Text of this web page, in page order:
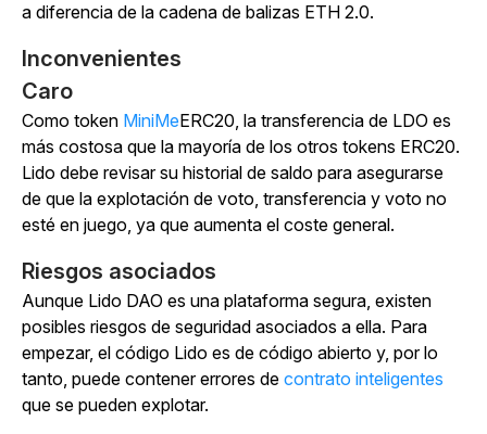
a diferencia de la cadena de balizas ETH 2.0.
Inconvenientes
Caro
Como token MiniMeERC20, la transferencia de LDO es
más costosa que la mayoría de los otros tokens ERC20.
Lido debe revisar su historial de saldo para asegurarse
de que la explotación de voto, transferencia y voto no
esté en juego, ya que aumenta el coste general.
Riesgos asociados
Aunque Lido DAO es una plataforma segura, existen
posibles riesgos de seguridad asociados a ella. Para
empezar, el código Lido es de código abierto y, por lo
tanto, puede contener errores de contrato inteligentes
que se pueden explotar.